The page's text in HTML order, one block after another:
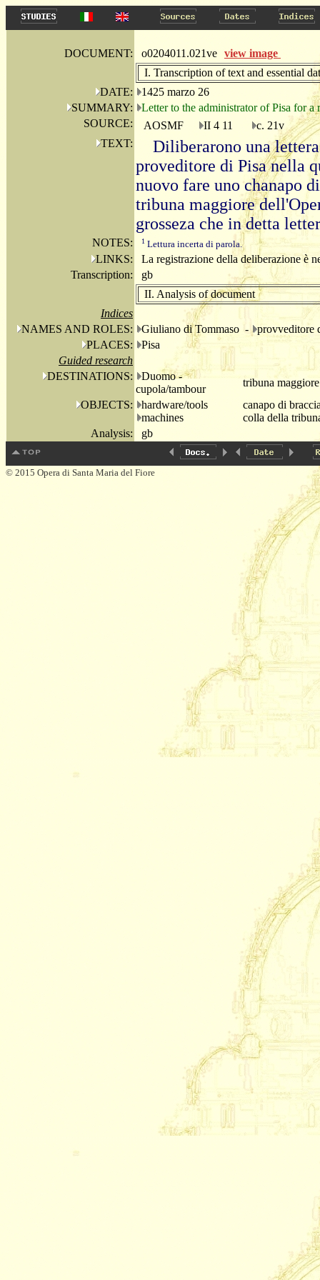
DOCUMENT: o0204011.021ve view image
I. Transcription of text and essential
DATE:
1425 marzo 26
SUMMARY:
Letter to the administrator of Pisa for a
SOURCE:
AOSMF II 4 11
c. 21v
TEXT:
Diliberarono una lettera
proveditore di Pisa nella
nuovo fare uno chanapo
tribuna maggiore
grosseza che in detta
NOTES: 1 Lettura incerta di parola.
LINKS:
La registrazione della deliberazione è
Transcription:
gb
II. Analysis of document
Indices
NAMES AND ROLES:
Giuliano di Tommaso -
provveditore
PLACES:
Pisa
Guided research
DESTINATIONS:
Duomo -
cupola/tambour
tribuna
OBJECTS:
hardware/tools
canapo di
machines
colla della
Analysis:
gb
© 2015 Opera di Santa Maria del Fiore